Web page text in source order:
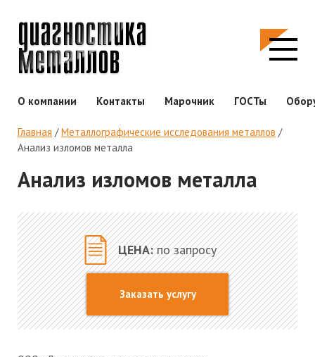
О компании Контакты Марочник ГОСТы
Главная / Металлографические исследования металлов /
Анализ изломов металла
Анализ изломов металла
ЦЕНА:по запросу
Заказать услугу